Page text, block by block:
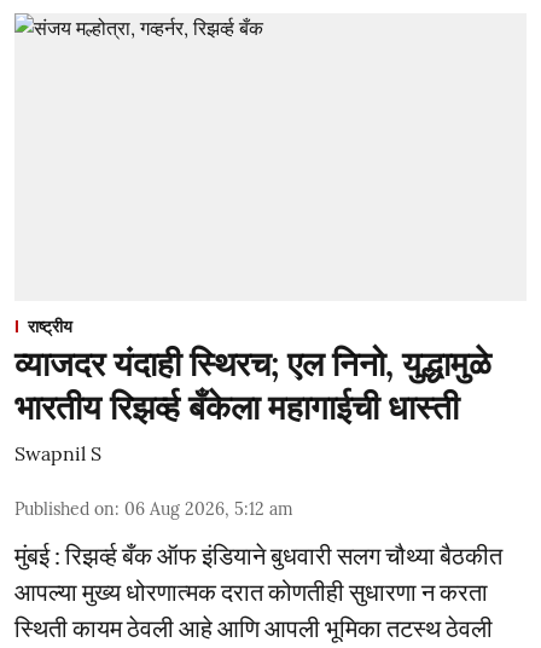
राष्ट्रीय
व्याजदर यंदाही स्थिरच; एल निनो, युद्धामुळे
भारतीय रिझर्व्ह बँकेला महागाईची धास्ती
Swapnil S
Published on: 06 Aug 2026, 5:12 am
मुंबई : रिझर्व्ह बँक ऑफ इंडियाने बुधवारी सलग चौथ्या बैठकीत
आपल्या मुख्य धोरणात्मक दरात कोणतीही सुधारणा न करता
स्थिती कायम ठेवली आहे आणि आपली भूमिका तटस्थ ठेवली